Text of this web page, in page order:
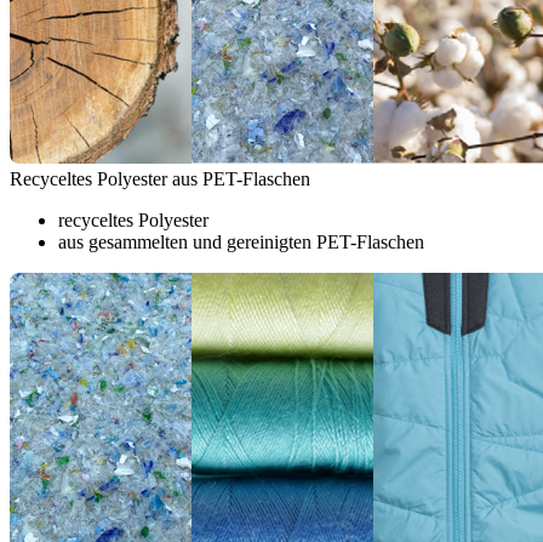
Recyceltes Polyester aus PET-Flaschen
recyceltes Polyester
aus gesammelten und gereinigten PET-Flaschen